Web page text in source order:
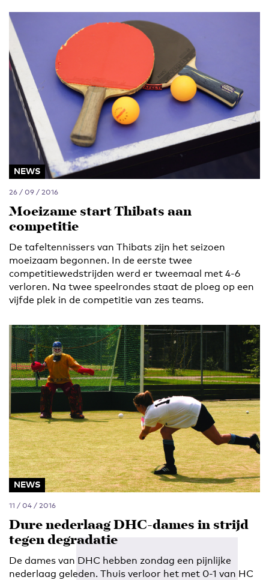
NEWS
26 / 09 / 2016
Moeizame start Thibats aan
competitie
De tafeltennissers van Thibats zijn het seizoen
moeizaam begonnen. In de eerste twee
competitiewedstrijden werd er tweemaal met 4-6
verloren. Na twee speelrondes staat de ploeg op een
vijfde plek in de competitie van zes teams.
NEWS
11 / 04 / 2016
Dure nederlaag DHC-dames in strijd
tegen degradatie
De dames van DHC hebben zondag een pijnlijke
nederlaag geleden. Thuis verloor het met 0-1 van HC